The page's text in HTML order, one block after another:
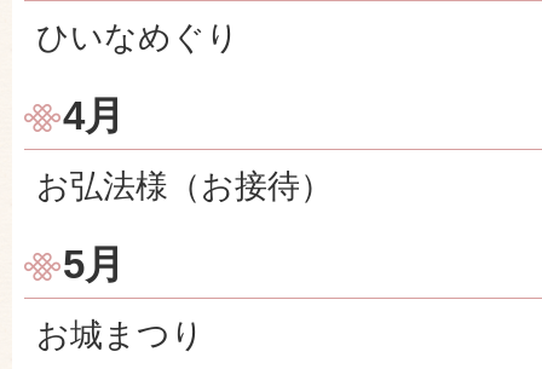
ひいなめぐり
4月
お弘法様（お接待）
5月
お城まつり